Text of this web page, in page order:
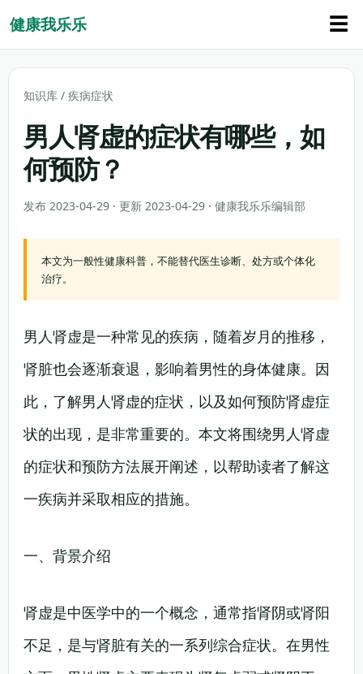
健康我乐乐 ☰
知识库 / 疾病症状
男人肾虚的症状有哪些，如
何预防？
发布 2023-04-29 · 更新 2023-04-29 · 健康我乐乐编辑部
本文为一般性健康科普，不能替代医生诊断、处方或个体化
治疗。
男人肾虚是一种常见的疾病，随着岁月的推移，
肾脏也会逐渐衰退，影响着男性的身体健康。因
此，了解男人肾虚的症状，以及如何预防肾虚症
状的出现，是非常重要的。本文将围绕男人肾虚
的症状和预防方法展开阐述，以帮助读者了解这
一疾病并采取相应的措施。
一、背景介绍
肾虚是中医学中的一个概念，通常指肾阴或肾阳
不足，是与肾脏有关的一系列综合症状。在男性